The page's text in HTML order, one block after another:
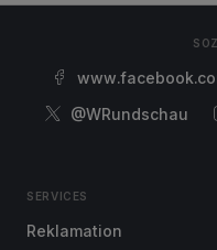
@WRundschau
SERVICES
Reklamation